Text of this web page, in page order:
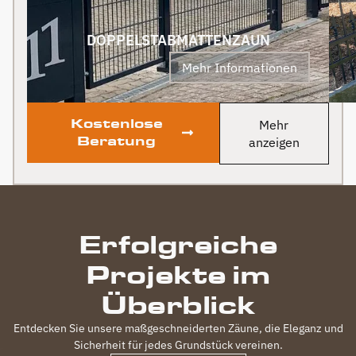
zum Dank und Abschied
sogar noch ein Paket mit
leckerem Honig. Danke
auch dafür!
DOPPELSTABMATTENZAUN
Mehr Informationen
Kostenlose
Beratung
Mehr
anzeigen
Erfolgreiche
Projekte im
Überblick
Entdecken Sie unsere maßgeschneiderten Zäune, die Eleganz und
Sicherheit für jedes Grundstück vereinen.